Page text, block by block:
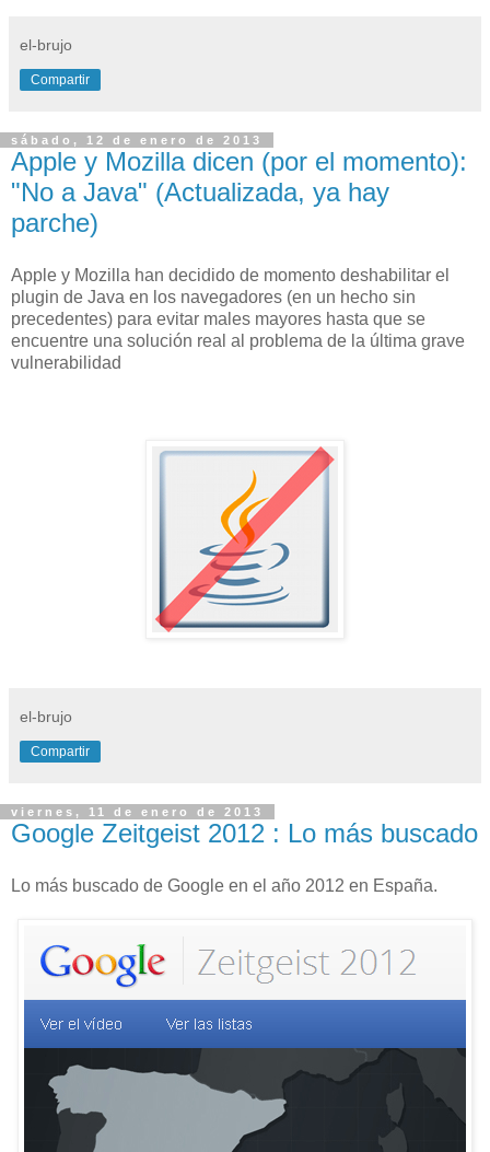
el-brujo
Compartir
sábado, 12 de enero de 2013
Apple y Mozilla dicen (por el momento):
"No a Java" (Actualizada, ya hay
parche)
Apple y Mozilla han decidido de momento deshabilitar el
plugin de Java en los navegadores (en un hecho sin
precedentes) para evitar males mayores hasta que se
encuentre una solución real al problema de la última grave
vulnerabilidad
el-brujo
Compartir
viernes, 11 de enero de 2013
Google Zeitgeist 2012 : Lo más buscado
Lo más buscado de Google en el año 2012 en España.